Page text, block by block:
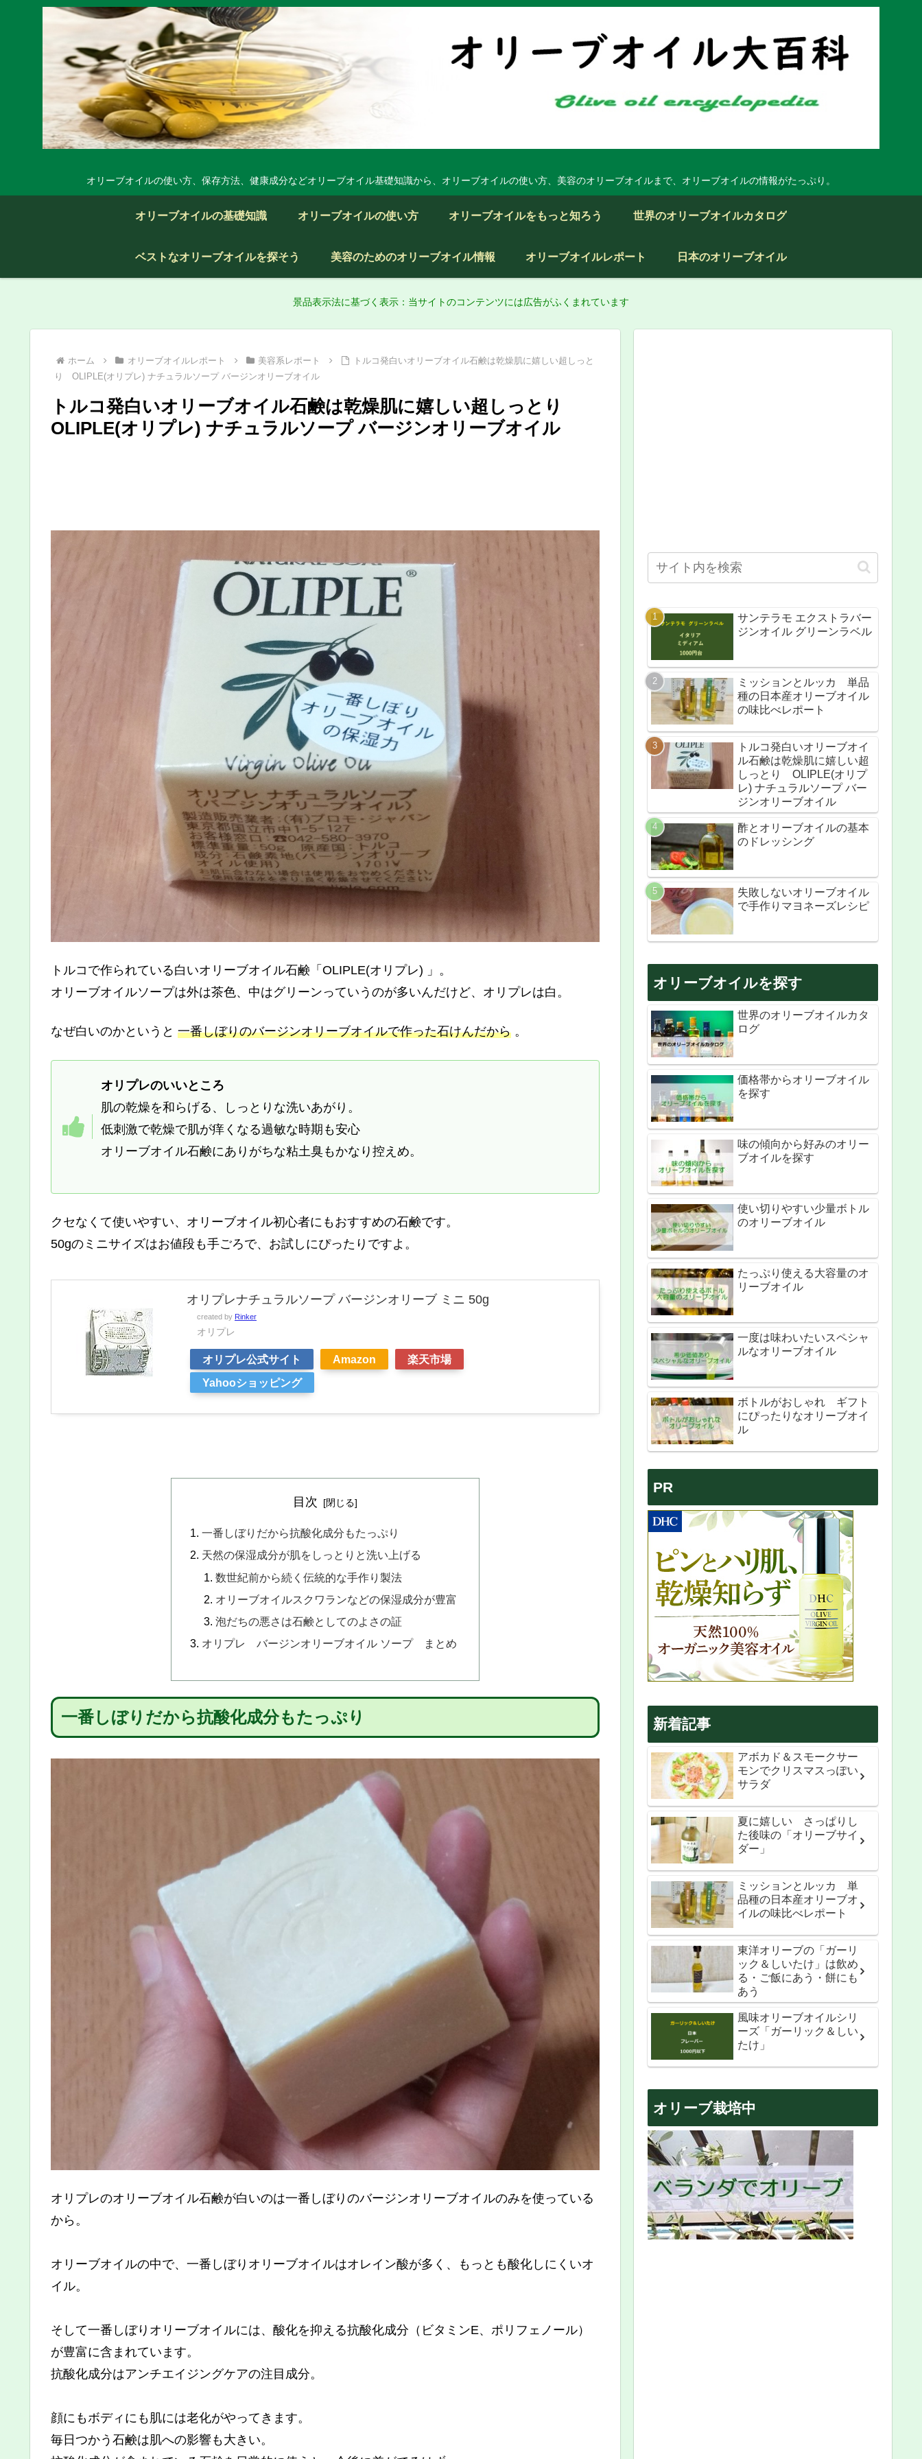
オリーブオイルの使い方、保存方法、健康成分などオリーブオイル基礎知識から、オリーブオイルの使い方、美容のオリーブオイルまで、オリーブオイルの情報がたっぷり。
オリーブオイルの基礎知識 オリーブオイルの使い方 オリーブオイルをもっと知ろう 世界のオリーブオイルカタログ
ベストなオリーブオイルを探そう 美容のためのオリーブオイル情報 オリーブオイルレポート 日本のオリーブオイル
景品表示法に基づく表示：当サイトのコンテンツには広告がふくまれています
ホーム オリーブオイルレポート 美容系レポート
トルコ発白いオリーブオイル石鹸は乾燥肌に嬉しい超しっと
り OLIPLE(オリプレ) ナチュラルソープ バージンオリーブオイル
トルコ発白いオリーブオイル石鹸は乾燥肌に嬉しい超しっとり
OLIPLE(オリプレ) ナチュラルソープ バージンオリーブオイル
トルコで作られている白いオリーブオイル石鹸「OLIPLE(オリプレ) 」。
オリーブオイルソープは外は茶色、中はグリーンっていうのが多いんだけど、オリプレは白。
なぜ白いのかというと 一番しぼりのバージンオリーブオイルで作った石けんだから 。
オリプレのいいところ
肌の乾燥を和らげる、しっとりな洗いあがり。
低刺激で乾燥で肌が痒くなる過敏な時期も安心
オリーブオイル石鹸にありがちな粘土臭もかなり控えめ。
クセなくて使いやすい、オリーブオイル初心者にもおすすめの石鹸です。
50gのミニサイズはお値段も手ごろで、お試しにぴったりですよ。
オリプレナチュラルソープ バージンオリーブ ミニ 50g
created by Rinker
オリプレ
オリプレ公式サイト Amazon
楽天市場
Yahooショッピング
目次
一番しぼりだから抗酸化成分もたっぷり
天然の保湿成分が肌をしっとりと洗い上げる
数世紀前から続く伝統的な手作り製法
オリーブオイルスクワランなどの保湿成分が豊富
泡だちの悪さは石鹸としてのよさの証
オリプレ バージンオリーブオイル ソープ まとめ
一番しぼりだから抗酸化成分もたっぷり
オリプレのオリーブオイル石鹸が白いのは一番しぼりのバージンオリーブオイルのみを使っている
から。
オリーブオイルの中で、一番しぼりオリーブオイルはオレイン酸が多く、もっとも酸化しにくいオ
イル。
そして一番しぼりオリーブオイルには、酸化を抑える抗酸化成分（ビタミンE、ポリフェノール）
が豊富に含まれています。
抗酸化成分はアンチエイジングケアの注目成分。
顔にもボディにも肌には老化がやってきます。
毎日つかう石鹸は肌への影響も大きい。
サンテラモ エクストラバー
ジンオイル グリーンラベル
ミッションとルッカ 単品
種の日本産オリーブオイル
の味比べレポート
トルコ発白いオリーブオイ
ル石鹸は乾燥肌に嬉しい超
しっとり OLIPLE(オリプ
レ) ナチュラルソープ バー
ジンオリーブオイル
酢とオリーブオイルの基本
のドレッシング
失敗しないオリーブオイル
で手作りマヨネーズレシピ
オリーブオイルを探す
世界のオリーブオイルカタ
ログ
価格帯からオリーブオイル
を探す
味の傾向から好みのオリー
ブオイルを探す
使い切りやすい少量ボトル
のオリーブオイル
たっぷり使える大容量のオ
リーブオイル
一度は味わいたいスペシャ
ルなオリーブオイル
ボトルがおしゃれ ギフト
にぴったりなオリーブオイ
ル
PR
新着記事
アボカド＆スモークサー
モンでクリスマスっぽい
サラダ
夏に嬉しい さっぱりし
た後味の「オリーブサイ
ダー」
ミッションとルッカ 単
品種の日本産オリーブオ
イルの味比べレポート
東洋オリーブの「ガーリ
ック＆しいたけ」は飲め
る・ご飯にあう・餅にも
あう
風味オリーブオイルシリ
ーズ「ガーリック＆しい
たけ」
オリーブ栽培中